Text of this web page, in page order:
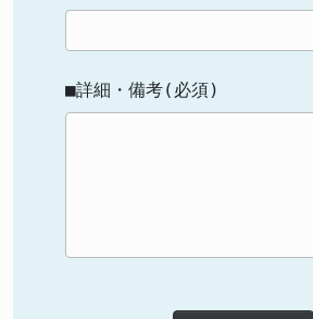
■詳細・備考(必須)